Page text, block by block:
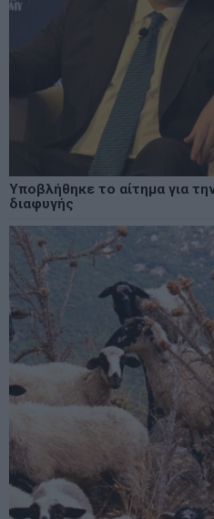
Υποβλήθηκε το αίτημα για
διαφυγής